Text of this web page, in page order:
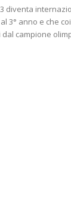
diventa
3° anno e che
campione